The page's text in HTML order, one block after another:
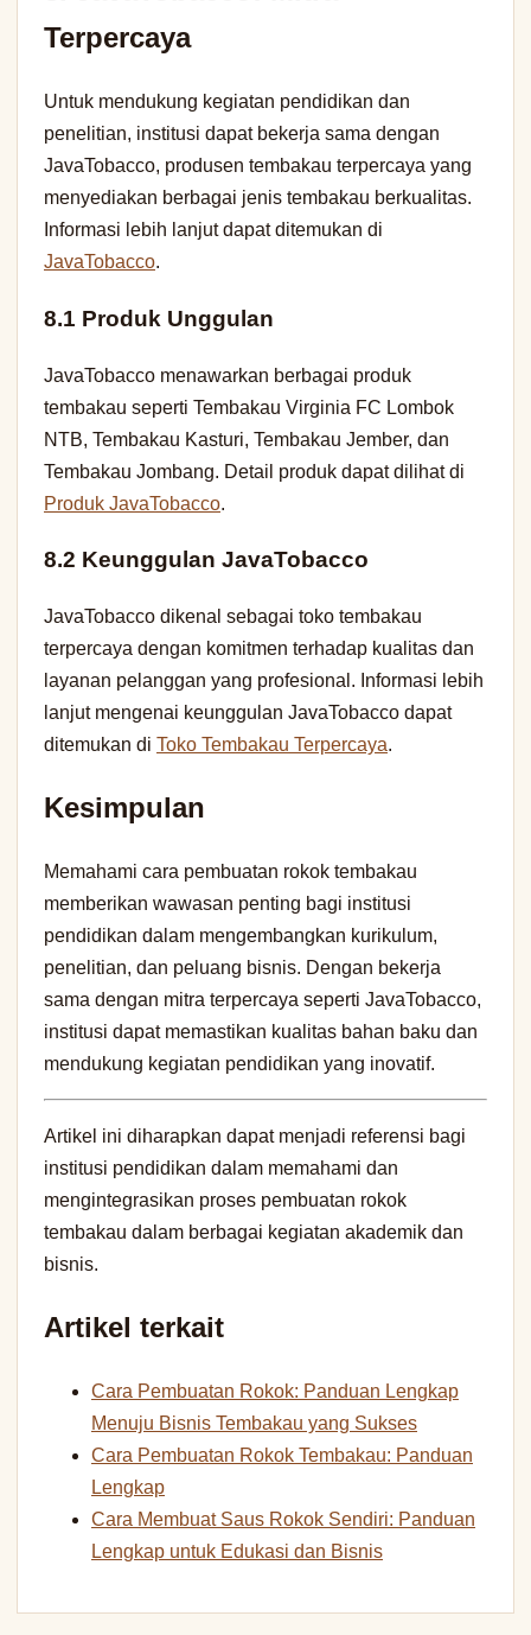
Terpercaya
Untuk mendukung kegiatan pendidikan dan
penelitian, institusi dapat bekerja sama dengan
JavaTobacco, produsen tembakau terpercaya yang
menyediakan berbagai jenis tembakau berkualitas.
Informasi lebih lanjut dapat ditemukan di
JavaTobacco.
8.1 Produk Unggulan
JavaTobacco menawarkan berbagai produk
tembakau seperti Tembakau Virginia FC Lombok
NTB, Tembakau Kasturi, Tembakau Jember, dan
Tembakau Jombang. Detail produk dapat dilihat di
Produk JavaTobacco.
8.2 Keunggulan JavaTobacco
JavaTobacco dikenal sebagai toko tembakau
terpercaya dengan komitmen terhadap kualitas dan
layanan pelanggan yang profesional. Informasi lebih
lanjut mengenai keunggulan JavaTobacco dapat
ditemukan di Toko Tembakau Terpercaya.
Kesimpulan
Memahami cara pembuatan rokok tembakau
memberikan wawasan penting bagi institusi
pendidikan dalam mengembangkan kurikulum,
penelitian, dan peluang bisnis. Dengan bekerja
sama dengan mitra terpercaya seperti JavaTobacco,
institusi dapat memastikan kualitas bahan baku dan
mendukung kegiatan pendidikan yang inovatif.
Artikel ini diharapkan dapat menjadi referensi bagi
institusi pendidikan dalam memahami dan
mengintegrasikan proses pembuatan rokok
tembakau dalam berbagai kegiatan akademik dan
bisnis.
Artikel terkait
Cara Pembuatan Rokok: Panduan Lengkap
Menuju Bisnis Tembakau yang Sukses
Cara Pembuatan Rokok Tembakau: Panduan
Lengkap
Cara Membuat Saus Rokok Sendiri: Panduan
Lengkap untuk Edukasi dan Bisnis